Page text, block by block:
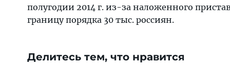
полугодии 2014 г. из-за наложенного
границу порядка 30 тыс. россиян.
Делитесь тем, что нравится